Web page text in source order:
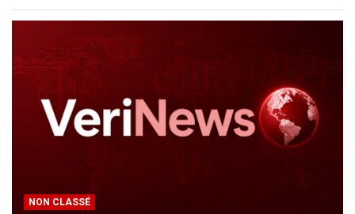
NON CLASSÉ